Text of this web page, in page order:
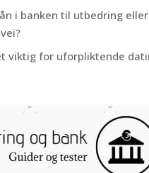
i banken til utbedring eller
viktig for uforpliktende